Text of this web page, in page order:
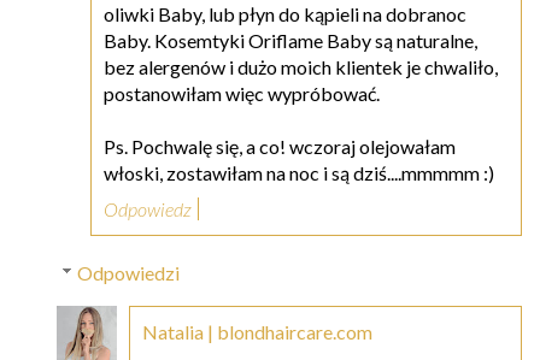
oliwki Baby, lub płyn do kąpieli na dobranoc
Baby. Kosemtyki Oriflame Baby są naturalne,
bez alergenów i dużo moich klientek je chwaliło,
postanowiłam więc wypróbować.
Ps. Pochwalę się, a co! wczoraj olejowałam
włoski, zostawiłam na noc i są dziś....mmmmm :)
Odpowiedz
Odpowiedzi
Natalia | blondhaircare.com